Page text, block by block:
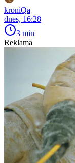
kroniQa
dnes, 16:28
3 min
Reklama